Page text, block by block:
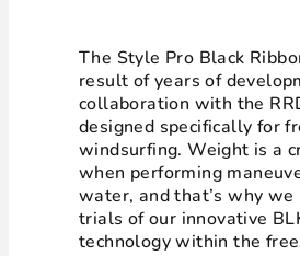
The Style Pro Black
result of years of
collaboration with the
designed specifically for
windsurfing. Weight is a
when performing
water, and that’s why
trials of our innovative
technology within the